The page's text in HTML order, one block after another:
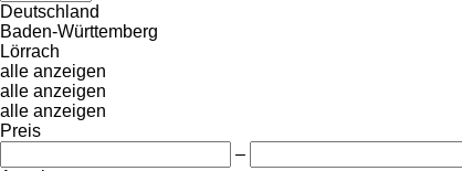
Deutschland
Baden-Württemberg
Lörrach
alle anzeigen
alle anzeigen
alle anzeigen
Preis
–